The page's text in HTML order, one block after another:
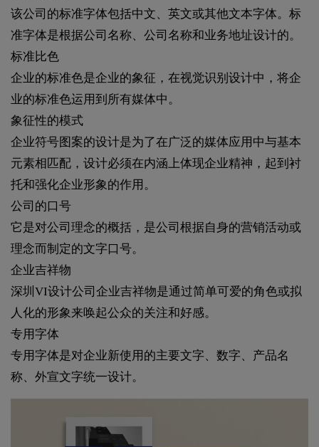
该公司的标准字体包括中文、英文或其他文本字体。标
准字体是根据公司名称、公司名称和业务地址设计的。
标准比色
企业的标准色是企业的象征，在视觉识别设计中，将企
业的标准色运用到所有媒体中。
象征性的模式
企业符号图案的设计是为了在广泛的媒体应用中与基本
元素相匹配，设计必须在内涵上体现企业精神，起到衬
托和强化企业形象的作用。
公司的口号
它是对公司理念的概括，是公司根据自身的营销活动或
理念而制定的文字口号。
企业吉祥物
深圳VI设计公司企业吉祥物是通过简单可爱的角色或拟
人化的形象来唤起公众的关注和好感。
专用字体
专用字体是对企业新使用的主要文字、数字、产品名
称、外宣文字统一设计。